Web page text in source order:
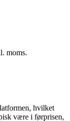
moms.
hvilket
være i førprisen,